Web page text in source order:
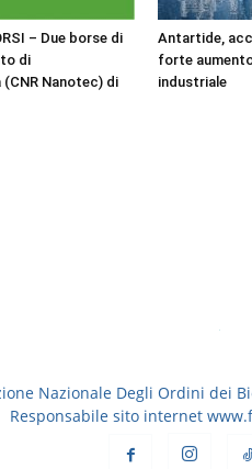
– Due borse di
di
Nanotec) di
Antartide,
forte
industriale
Nazionale Degli Ordini dei
Responsabile sito internet